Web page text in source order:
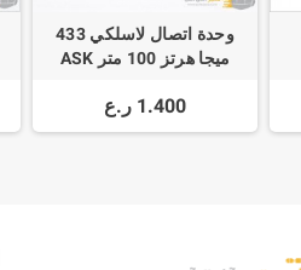
وحدة اتصال لاسلكي 433
ميجا هرتز 100 متر ASK
ASK Receiver SRX882
1.400 ر.ع